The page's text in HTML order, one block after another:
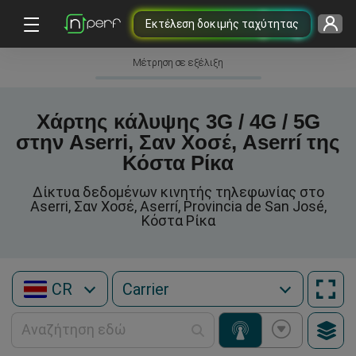
Εκτέλεση δοκιμής ταχύτητας
Μέτρηση σε εξέλιξη
Χάρτης κάλυψης 3G / 4G / 5G
στην Aserri, Σαν Χοσέ, Aserrí της
Κόστα Ρίκα
Δίκτυα δεδομένων κινητής τηλεφωνίας στο
Aserri, Σαν Χοσέ, Aserrí, Provincia de San José,
Κόστα Ρίκα
CR